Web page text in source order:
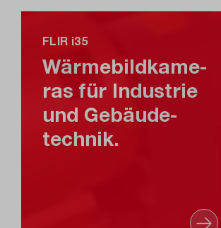
FLIR i35
Wärmebild­ka­me­
ras für Industrie
und Gebäude­
technik.